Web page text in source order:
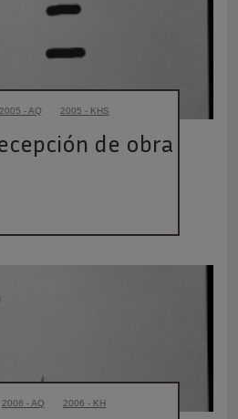
2005 - AQ 2005 - KHS
de obra
2006 - AQ 2006 - KH